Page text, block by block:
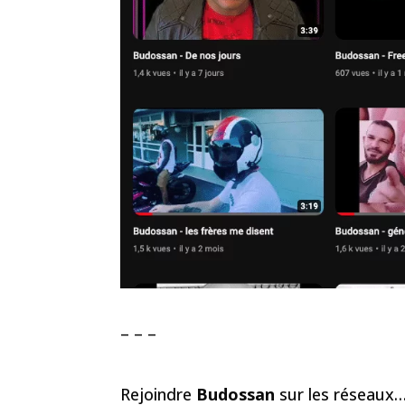
– – –
Rejoindre Budossan sur les